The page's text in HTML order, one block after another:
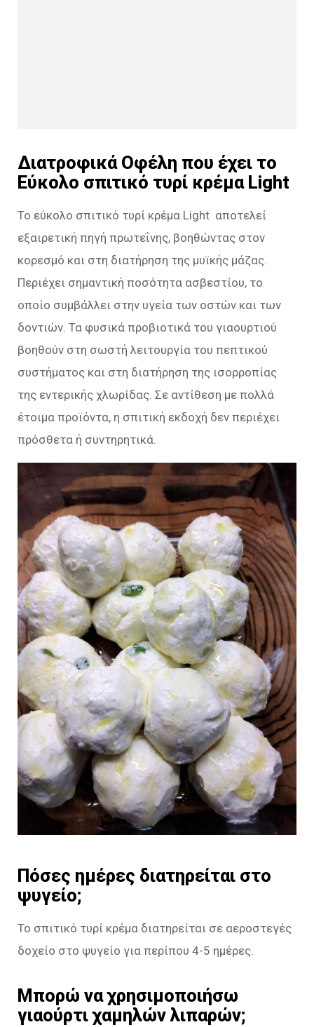
Διατροφικά Οφέλη που έχει το
Εύκολο σπιτικό τυρί κρέμα Light
Το εύκολο σπιτικό τυρί κρέμα Light αποτελεί
εξαιρετική πηγή πρωτεΐνης, βοηθώντας στον
κορεσμό και στη διατήρηση της μυϊκής μάζας.
Περιέχει σημαντική ποσότητα ασβεστίου, το
οποίο συμβάλλει στην υγεία των οστών και των
δοντιών. Τα φυσικά προβιοτικά του γιαουρτιού
βοηθούν στη σωστή λειτουργία του πεπτικού
συστήματος και στη διατήρηση της ισορροπίας
της εντερικής χλωρίδας. Σε αντίθεση με πολλά
έτοιμα προϊόντα, η σπιτική εκδοχή δεν περιέχει
πρόσθετα ή συντηρητικά.
Πόσες ημέρες διατηρείται στο
ψυγείο;
Το σπιτικό τυρί κρέμα διατηρείται σε αεροστεγές
δοχείο στο ψυγείο για περίπου 4-5 ημέρες.
Μπορώ να χρησιμοποιήσω
γιαούρτι χαμηλών λιπαρών;